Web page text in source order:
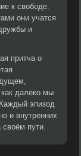
к свободе.
они учатся
и
притча о
как далеко мы
эпизод
и внутренних
своём пути.